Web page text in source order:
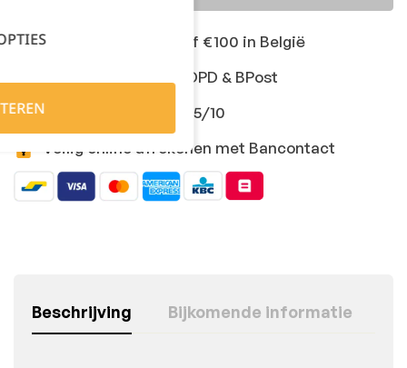
Gratis levering vanaf €100 in België
Snelle levering met DPD & BPost
Klanten geven ons 9,5/10
Veilig online afrekenen met Bancontact
Beschrijving Bijkomende informatie